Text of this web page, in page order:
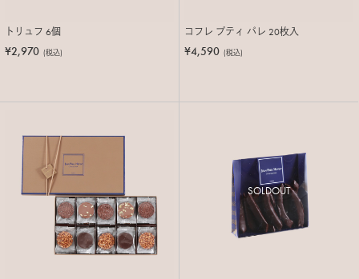
トリュフ 6個
¥2,970 (税込)
コフレ プティ パレ 20枚入
¥4,590 (税込)
SOLDOUT